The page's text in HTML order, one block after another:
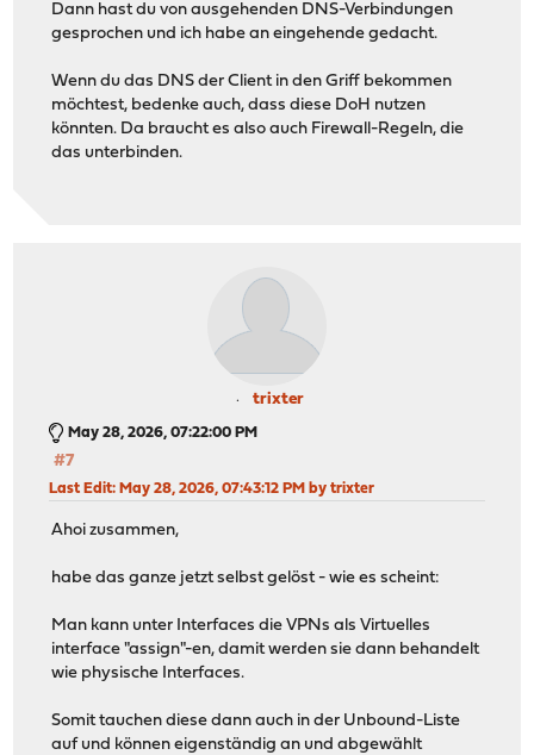
Dann hast du von ausgehenden DNS-Verbindungen
gesprochen und ich habe an eingehende gedacht.
Wenn du das DNS der Client in den Griff bekommen
möchtest, bedenke auch, dass diese DoH nutzen
könnten. Da braucht es also auch Firewall-Regeln, die
das unterbinden.
trixter
May 28, 2026, 07:22:00 PM
#7
Last Edit: May 28, 2026, 07:43:12 PM by trixter
Ahoi zusammen,
habe das ganze jetzt selbst gelöst - wie es scheint:
Man kann unter Interfaces die VPNs als Virtuelles
interface "assign"-en, damit werden sie dann behandelt
wie physische Interfaces.
Somit tauchen diese dann auch in der Unbound-Liste
auf und können eigenständig an und abgewählt